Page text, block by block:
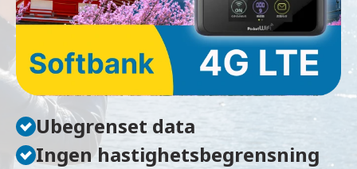
Ubegrenset data
Ingen hastighetsbegrensning